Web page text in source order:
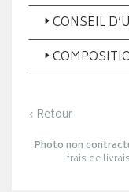
CONSEIL
‹ Retour
Photo non
frais de